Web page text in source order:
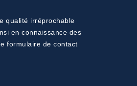
qualité irréprochable
en connaissance des
formulaire de contact